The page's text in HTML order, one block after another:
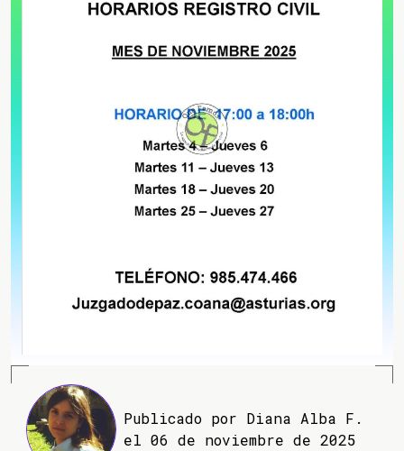
Publicado por Diana Alba F.
el 06 de noviembre de 2025